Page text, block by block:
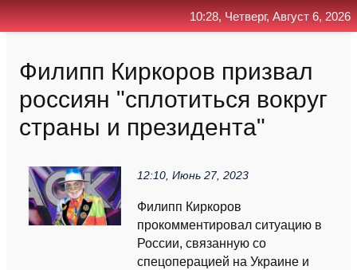
Филипп Киркоров призвал
россиян "сплотиться вокруг
страны и президента"
12:10, Июнь 27, 2023
Филипп Киркоров
прокомментировал ситуацию в
России, связанную со
спецоперацией на Украине и
10:28, Четверг, Август 6, 2026